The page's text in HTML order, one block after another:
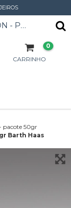
LÚPULO HALLERTAU TRADITION - PCT 50GR BARTH HAAS
CARRINHO
0
pacote 50gr
Barth Haas